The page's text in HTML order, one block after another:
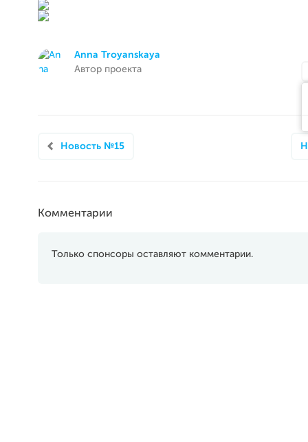
Anna Troyanskaya
Автор проекта
Новость №15
Комментарии
Только спонсоры оставляют комментарии.